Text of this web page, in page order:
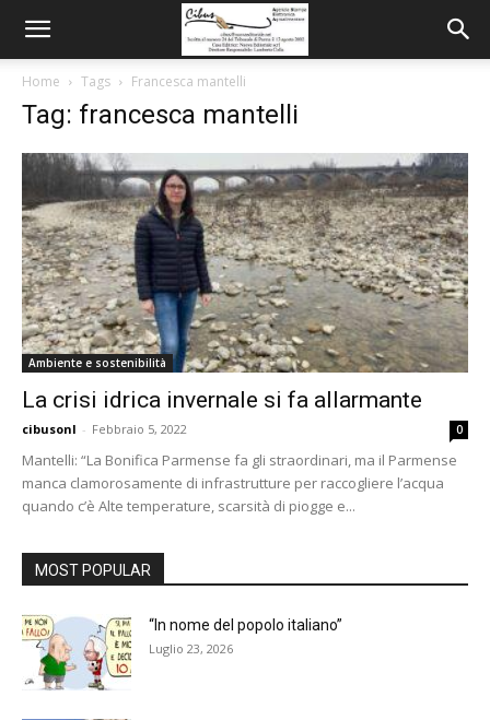
Home Tags Francesca mantelli
Tag: francesca mantelli
Ambiente e sostenibilità
La crisi idrica invernale si fa allarmante
cibusonl - Febbraio 5, 2022 0
Mantelli: “La Bonifica Parmense fa gli straordinari, ma il Parmense
manca clamorosamente di infrastrutture per raccogliere l’acqua
quando c’è Alte temperature, scarsità di piogge e...
MOST POPULAR
“In nome del popolo italiano”
Luglio 23, 2026